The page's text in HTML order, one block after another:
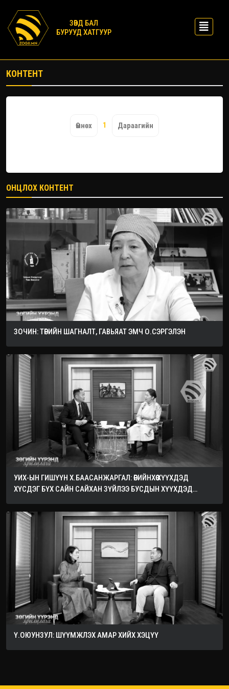
ЗӨВД БАЛ
БУРУУД ХАТГУУР
КОНТЕНТ
Өмнөх 1 Дараагийн
ОНЦЛОХ КОНТЕНТ
ЗОЧИН: ТӨРИЙН ШАГНАЛТ, ГАВЬЯАТ ЭМЧ О.СЭРГЭЛЭН
УИХ-ЫН ГИШҮҮН Х.БААСАНЖАРГАЛ: ӨӨРИЙНХӨӨ ХҮҮХДЭД
ХҮСДЭГ БҮХ САЙН САЙХАН ЗҮЙЛЭЭ БУСДЫН ХҮҮХДЭД
Ү.ОЮУНЗУЛ: ШҮҮМЖЛЭХ АМАР ХИЙХ ХЭЦҮҮ